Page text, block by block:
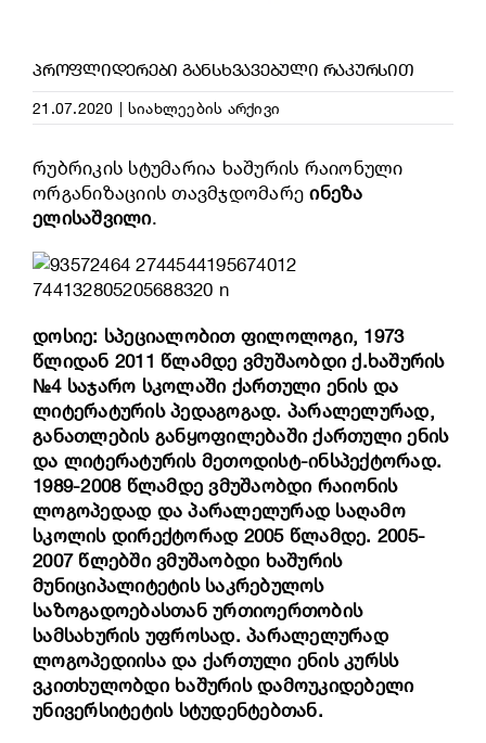
ᲞᲠᲝᲤᲚᲘᲓᲔᲠᲔᲑᲘ ᲒᲐᲜᲡᲮᲕᲐᲕᲔᲑᲣᲚᲘ ᲠᲐᲙᲣᲠᲡᲘᲗ
21.07.2020 | სიახლეების არქივი
რუბრიკის სტუმარია ხაშურის რაიონული
ორგანიზაციის თავმჯდომარე ინეზა
ელისაშვილი.
დოსიე: სპეციალობით ფილოლოგი, 1973
წლიდან 2011 წლამდე ვმუშაობდი ქ.ხაშურის
№4 საჯარო სკოლაში ქართული ენის და
ლიტერატურის პედაგოგად. პარალელურად,
განათლების განყოფილებაში ქართული ენის
და ლიტერატურის მეთოდისტ-ინსპექტორად.
1989-2008 წლამდე ვმუშაობდი რაიონის
ლოგოპედად და პარალელურად საღამო
სკოლის დირექტორად 2005 წლამდე. 2005-
2007 წლებში ვმუშაობდი ხაშურის
მუნიციპალიტეტის საკრებულოს
საზოგადოებასთან ურთიოერთობის
სამსახურის უფროსად. პარალელურად
ლოგოპედიისა და ქართული ენის კურსს
ვკითხულობდი ხაშურის დამოუკიდებელი
უნივერსიტეტის სტუდენტებთან.